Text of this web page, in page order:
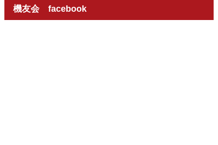
機友会 facebook